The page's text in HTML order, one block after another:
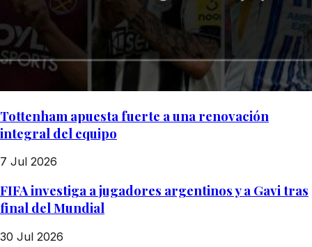
Tottenham apuesta fuerte a una renovación
integral del equipo
7 Jul 2026
FIFA investiga a jugadores argentinos y a Gavi tras
final del Mundial
30 Jul 2026